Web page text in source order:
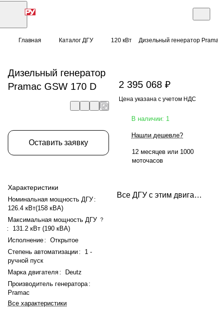
Главная Каталог ДГУ 120 кВт Дизельный генератор
Дизельный генератор
Pramac GSW 170 D
Оставить заявку
Характеристики
Номинальная мощность ДГУ :
126.4 кВт(158 кВА)
Максимальная мощность ДГУ ?
:
131.2 кВт (190 кВА)
Исполнение : Открытое
Степень автоматизации :
1 -
ручной пуск
Марка двигателя :
Deutz
Производитель генератора :
Pramac
Все характеристики
2 395 068 ₽
Цена указана с учетом НДС
В наличии: 1
Нашли дешевле?
12 месяцев или 1000
моточасов
Все ДГУ с этим двигателем